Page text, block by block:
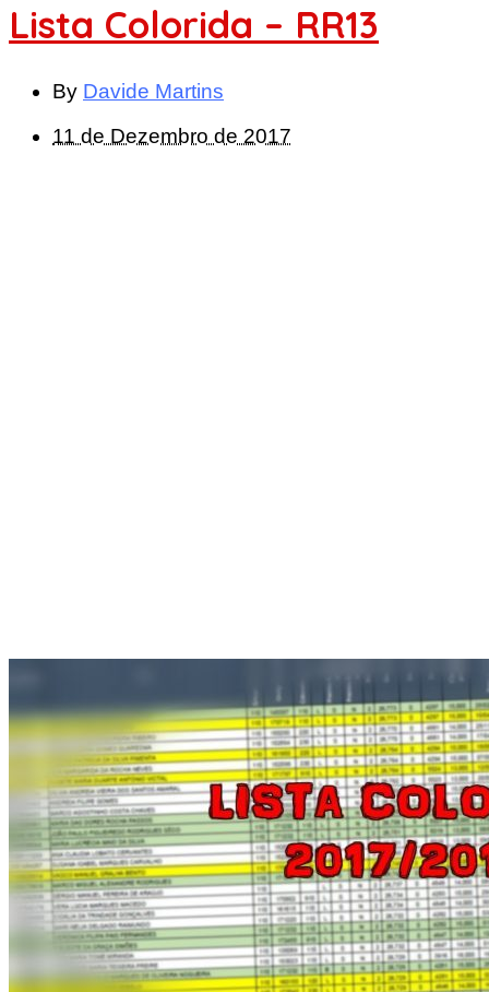
Lista Colorida – RR13
By Davide Martins
11 de Dezembro de 2017